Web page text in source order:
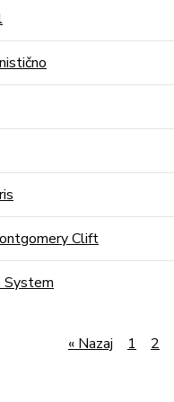
Clift
System
« Nazaj 1 2